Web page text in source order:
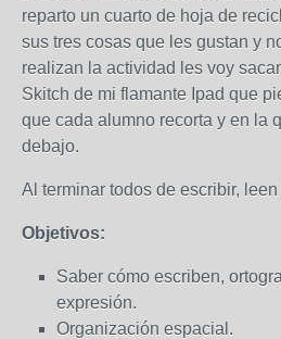
reparto un cuarto de hoja de
sus tres cosas que les gustan y
realizan la actividad les voy
Skitch de mi flamante Ipad que
que cada alumno recorta y en la
debajo.
Al terminar todos de escribir,
Objetivos:
Saber cómo escriben,
expresión.
Organización espacial.